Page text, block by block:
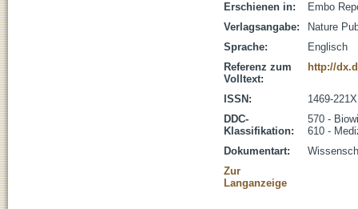
Erschienen in:
Embo
Verlagsangabe:
Nature
Sprache:
Englisch
Referenz zum
Volltext:
http://
ISSN:
1469-221X
DDC-
Klassifikation:
570 -
610 -
Dokumentart:
Zur
Langanzeige